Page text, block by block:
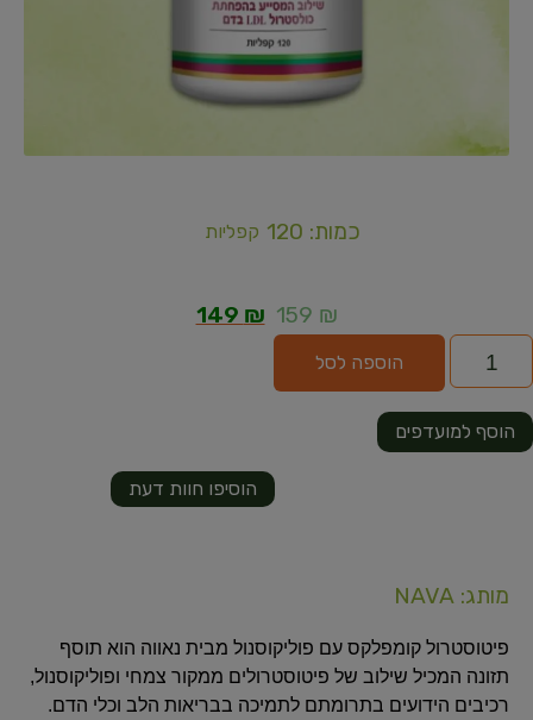
כמות: 120 קפליות
159 ₪
149 ₪
הוספה לסל
הוסיפו חוות דעת
הוסף למועדפים
מותג: NAVA
פיטוסטרול קומפלקס עם פוליקוסנול מבית נאווה הוא תוסף
תזונה המכיל שילוב של פיטוסטרולים ממקור צמחי ופוליקוסנול,
רכיבים הידועים בתרומתם לתמיכה בבריאות הלב וכלי הדם.